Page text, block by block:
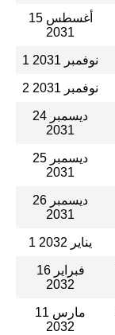
15 أغسطس
2031
1 نوفمبر 2031
2 نوفمبر 2031
24 ديسمبر
2031
25 ديسمبر
2031
26 ديسمبر
2031
1 يناير 2032
16 فبراير
2032
11 مارس
2032